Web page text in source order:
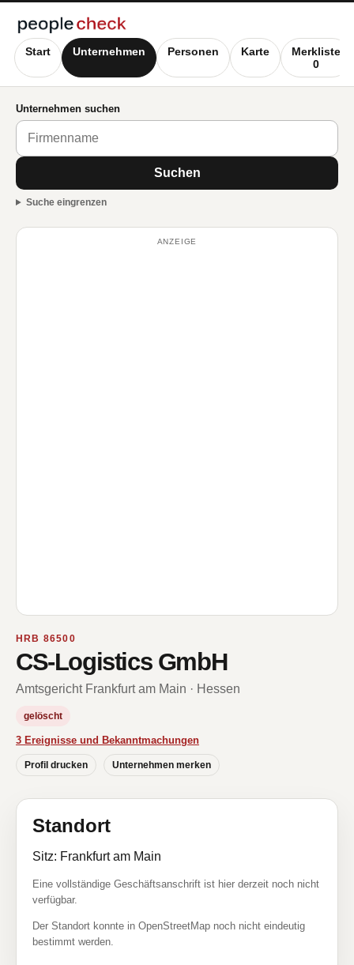
Start Unternehmen Personen Karte
Merkliste
0
Unternehmen suchen
Suchen
Suche eingrenzen
ANZEIGE
HRB 86500
CS-Logistics GmbH
Amtsgericht Frankfurt am Main · Hessen
gelöscht
3 Ereignisse und Bekanntmachungen
Profil drucken Unternehmen merken
Standort
Sitz: Frankfurt am Main
Eine vollständige Geschäftsanschrift ist hier derzeit noch nicht
verfügbar.
Der Standort konnte in OpenStreetMap noch nicht eindeutig
bestimmt werden.